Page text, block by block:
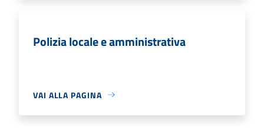
Polizia locale e amministrativa
VAI ALLA PAGINA